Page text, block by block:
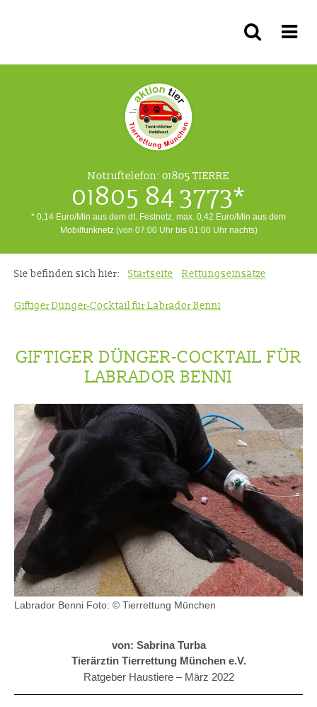
Notruftelefon: 01805 TIERRE
01805 84 3773*
* 0,14 Euro/Min aus dem dt. Festnetz, max. 0,42 Euro/Min aus dem
Mobilfunknetz (von 07:00 Uhr bis 01:00 Uhr nachts)
Sie befinden sich hier: Startseite Rettungseinsätze
Giftiger Dünger-Cocktail für Labrador Benni
GIFTIGER DÜNGER-COCKTAIL FÜR
LABRADOR BENNI
Labrador Benni Foto: © Tierrettung München
von: Sabrina Turba
Tierärztin Tierrettung München e.V.
Ratgeber Haustiere – März 2022